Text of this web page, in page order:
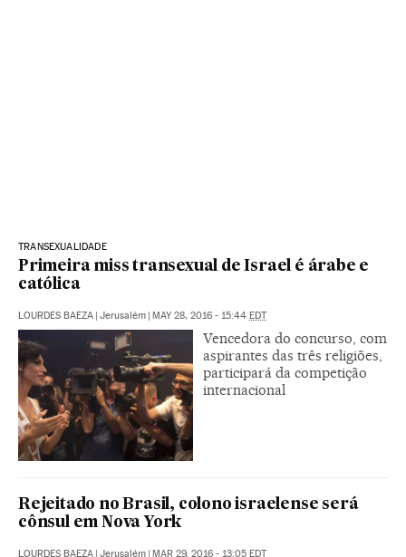
TRANSEXUALIDADE
Primeira miss transexual de Israel é árabe e
católica
LOURDES BAEZA | Jerusalém | MAY 28, 2016 - 15:44 EDT
Vencedora do concurso, com
aspirantes das três religiões,
participará da competição
internacional
Rejeitado no Brasil, colono israelense será
cônsul em Nova York
LOURDES BAEZA | Jerusalém | MAR 29, 2016 - 13:05 EDT